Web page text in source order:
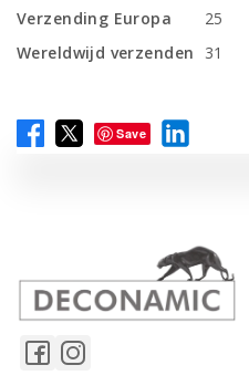
Verzending Europa
25
Wereldwijd verzenden
31
Save